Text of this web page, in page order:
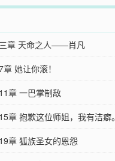
章 天命之人——肖凡
章 她让你滚！
章 一巴掌制敌
章 抱歉这位师姐，我有洁癖。
章 狐族圣女的恩怨